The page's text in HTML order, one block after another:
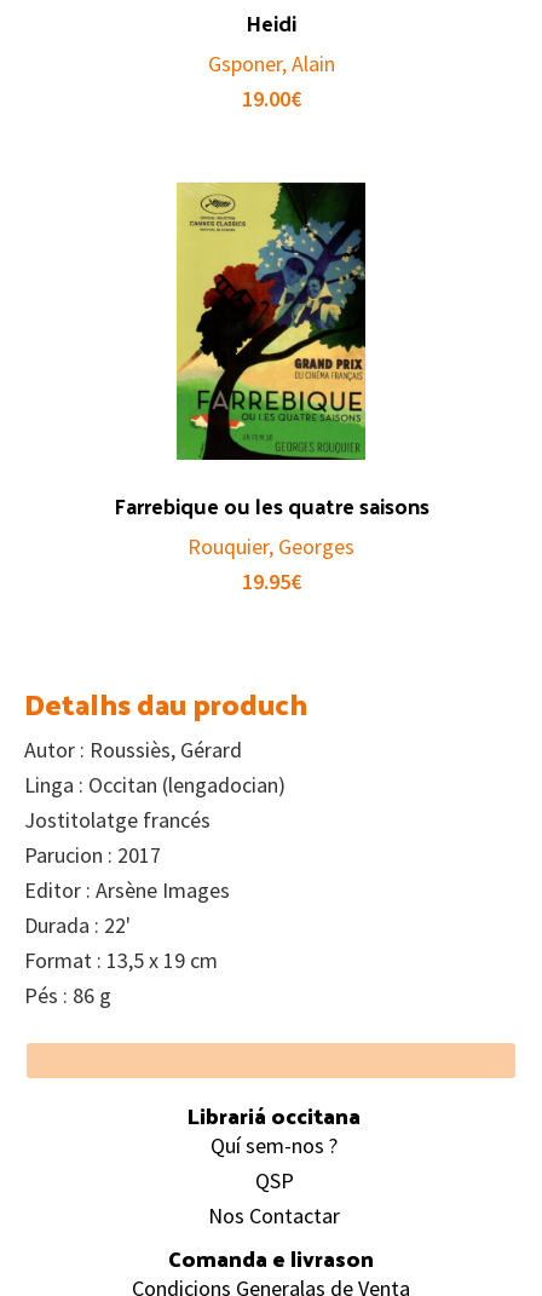
Heidi
Gsponer, Alain
19.00€
Farrebique ou les quatre saisons
Rouquier, Georges
19.95€
Detalhs dau produch
Autor : Roussiès, Gérard
Linga : Occitan (lengadocian)
Jostitolatge francés
Parucion : 2017
Editor : Arsène Images
Durada : 22'
Format : 13,5 x 19 cm
Pés : 86 g
Footer
Librariá occitana
Quí sem-nos ?
QSP
Nos Contactar
Comanda e livrason
Condicions Generalas de Venta